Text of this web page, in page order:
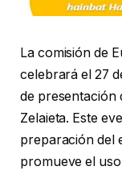
La comisión de
celebrará el 27
de presentación
Zelaieta. Este
preparación del
promueve el